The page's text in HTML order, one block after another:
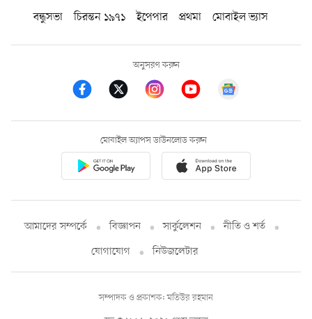
বন্ধুসভা
চিরন্তন ১৯৭১ ইপেপার প্রথমা মোবাইল ভ্যাস
অনুসরণ করুন
মোবাইল অ্যাপস ডাউনলোড করুন
আমাদের সম্পর্কে বিজ্ঞাপন সার্কুলেশন
নীতি ও শর্ত
যোগাযোগ
নিউজলেটার
সম্পাদক ও প্রকাশক: মতিউর রহমান